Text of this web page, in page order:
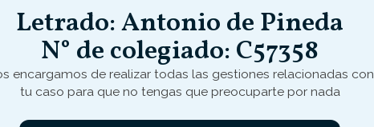
Letrado: Antonio de Pineda
N° de colegiado: C57358
encargamos de realizar todas las gestiones relacionadas con
tu caso para que no tengas que preocuparte por nada